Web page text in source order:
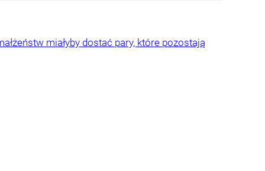
miałyby dostać pary, które pozostają